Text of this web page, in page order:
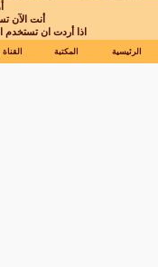
أنت الآن
اذا أردت ان تستخدم
الرئيسية المكتبة القناة